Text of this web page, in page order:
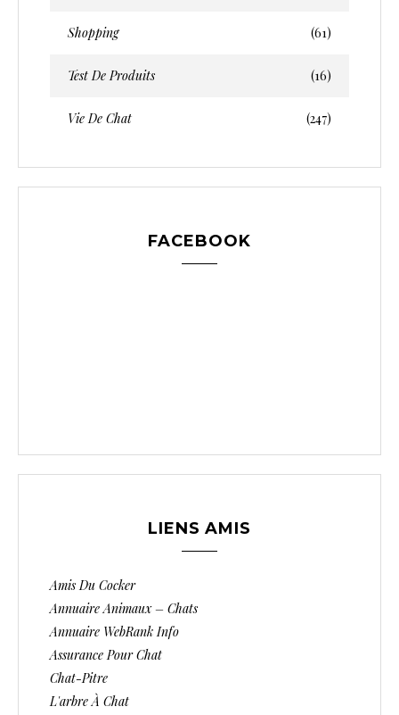
Shopping (61)
Test De Produits (16)
Vie De Chat (247)
FACEBOOK
LIENS AMIS
Amis Du Cocker
Annuaire Animaux – Chats
Annuaire WebRank Info
Assurance Pour Chat
Chat-Pitre
L'arbre À Chat